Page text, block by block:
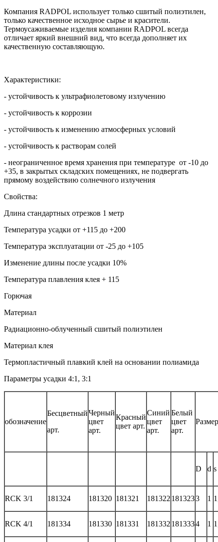
Компания RADPOL использует только сшитый полиэтилен,
только качественное исходное сырье и красители.
Термоусаживаемые изделия компании RADPOL всегда
отличает яркий внешний вид, что всегда дополняет их
качественную составляющую.
Характеристики:
- устойчивость к ультрафиолетовому излучению
- устойчивость к коррозии
- устойчивость к изменению атмосферных условий
- устойчивость к растворам солей
- неограниченное время хранения при температуре от -10 до
+35, в закрытых складских помещениях, не подвергать
прямому воздействию солнечного излучения
Свойства:
Длина стандартных отрезков 1 метр
Температура усадки от +115 до +200
Температура эксплуатации от -25 до +105
Изменение длины после усадки 10%
Температура плавления клея + 115
Горючая
Материал
Радиационно-облученный сшитый полиэтилен
Материал клея
Термопластичный плавкий клей на основании полиамида
Параметры усадки 4:1, 3:1
обозначение
Бесцветный
арт.
Черный
цвет
арт.
Красный
цвет арт.
Синий
цвет
арт.
Белый
цвет
арт.
D d s
RCK 3/1 181324 181320 181321 181322 1813233 1
RCK 4/1 181334 181330 181331 181332 1813334 1